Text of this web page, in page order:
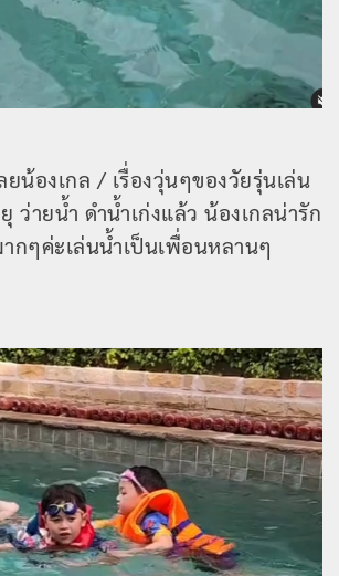
ยน้องเกล / เรื่องวุ่นๆของวัยรุ่นเล่น
ว่ายน้ำ ดำน้ำเก่งแล้ว น้องเกลน่ารัก
กๆค่ะเล่นน้ำเป็นเพื่อนหลานๆ